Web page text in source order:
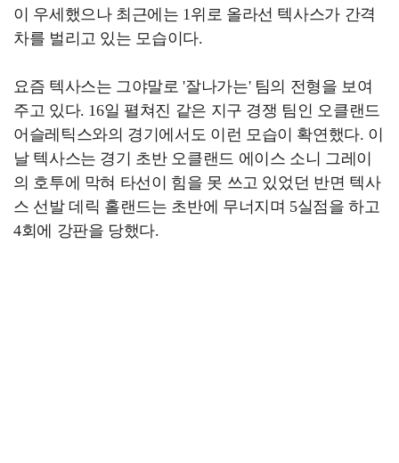
이 우세했으나 최근에는 1위로 올라선 텍사스가 간격
차를 벌리고 있는 모습이다.
요즘 텍사스는 그야말로 '잘나가는' 팀의 전형을 보여
주고 있다. 16일 펼쳐진 같은 지구 경쟁 팀인 오클랜드
어슬레틱스와의 경기에서도 이런 모습이 확연했다. 이
날 텍사스는 경기 초반 오클랜드 에이스 소니 그레이
의 호투에 막혀 타선이 힘을 못 쓰고 있었던 반면 텍사
스 선발 데릭 홀랜드는 초반에 무너지며 5실점을 하고
4회에 강판을 당했다.